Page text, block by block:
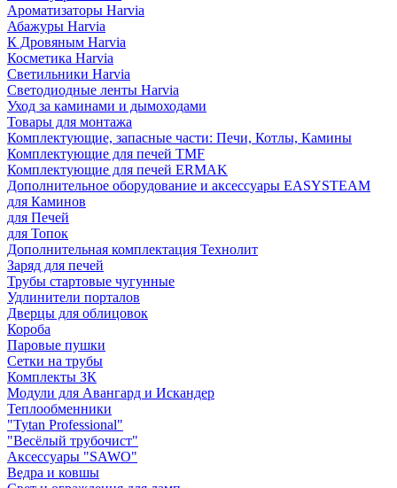
Ароматизаторы Harvia
Абажуры Harvia
К Дровяным Harvia
Косметика Harvia
Светильники Harvia
Светодиодные ленты Harvia
Уход за каминами и дымоходами
Товары для монтажа
Комплектующие, запасные части: Печи, Котлы, Камины
Комплектующие для печей TMF
Комплектующие для печей ERMAK
Дополнительное оборудование и аксессуары EASYSTEAM
для Каминов
для Печей
для Топок
Дополнительная комплектация Технолит
Заряд для печей
Трубы стартовые чугунные
Удлинители порталов
Дверцы для облицовок
Короба
Паровые пушки
Сетки на трубы
Комплекты ЗК
Модули для Авангард и Искандер
Теплообменники
"Tytan Professional"
"Весёлый трубочист"
Аксессуары "SAWO"
Ведра и ковшы